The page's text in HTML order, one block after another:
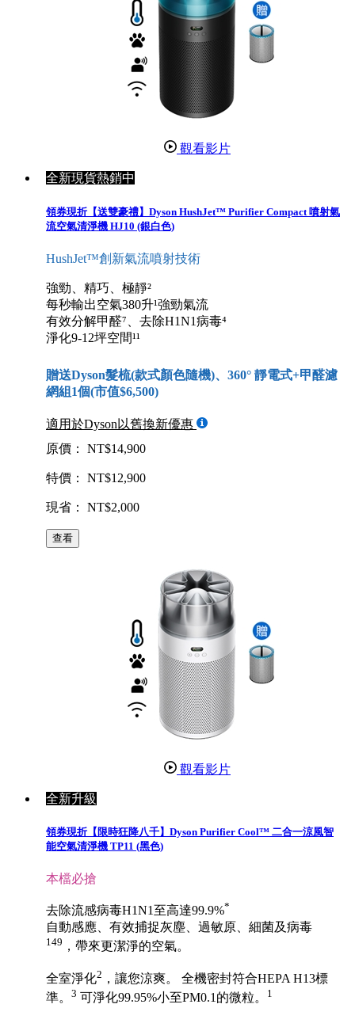
觀看影片
全新現貨熱銷中
領券現折【送雙豪禮】Dyson HushJet™ Purifier Compact 噴射氣
流空氣清淨機 HJ10 (銀白色)
HushJet™創新氣流噴射技術
強勁、精巧、極靜²
每秒輸出空氣380升¹強勁氣流
有效分解甲醛⁷、去除H1N1病毒⁴
淨化9-12坪空間¹¹
贈送Dyson髮梳(款式顏色隨機)、360° 靜電式+甲醛濾
網組1個(市值$6,500)
適用於Dyson以舊換新優惠
原價： NT$14,900
特價： NT$12,900
現省： NT$2,000
查看
觀看影片
全新升級
領券現折【限時狂降八千】Dyson Purifier Cool™ 二合一涼風智
能空氣清淨機 TP11 (黑色)
本檔必搶
去除流感病毒H1N1至高達99.9%*
自動感應、有效捕捉灰塵、過敏原、細菌及病毒
149 ，帶來更潔淨的空氣。
全室淨化2 ，讓您涼爽。 全機密封符合HEPA H13標
準。 3 可淨化99.95%小至PM0.1的微粒。 1